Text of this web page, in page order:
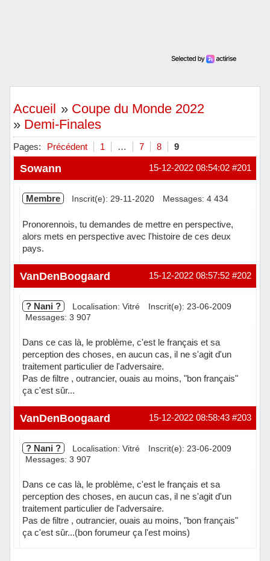
Accueil » Coupe du Monde 2022
» Demi-Finales
Pages: Précédent 1 … 7 8 9
#201
15-12-2022 08:54:02
Sowann
Membre Inscrit(e): 29-11-2020 Messages: 4 434
Pronorennois, tu demandes de mettre en perspective,
alors mets en perspective avec l'histoire de ces deux
pays.
Hors ligne #202
15-12-2022 08:57:52
VanDenBoogaard
? Nani ? Localisation: Vitré
Inscrit(e): 23-06-2009
Messages: 3 907
Dans ce cas là, le problème, c'est le français et sa
perception des choses, en aucun cas, il ne s'agit d'un
traitement particulier de l'adversaire.
Pas de filtre , outrancier, ouais au moins, "bon français"
ça c'est sûr...
Hors ligne #203
15-12-2022 08:58:43
VanDenBoogaard
? Nani ? Localisation: Vitré
Inscrit(e): 23-06-2009
Messages: 3 907
Dans ce cas là, le problème, c'est le français et sa
perception des choses, en aucun cas, il ne s'agit d'un
traitement particulier de l'adversaire.
Pas de filtre , outrancier, ouais au moins, "bon français"
ça c'est sûr...(bon forumeur ça l'est moins)